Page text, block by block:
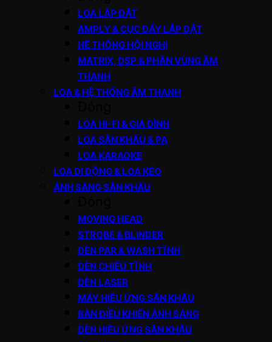
LOA LẮP ĐẶT
AMPLY & CỤC ĐẨY LẮP ĐẶT
HỆ THỐNG HỘI NGHỊ
MATRIX, DSP & PHÂN VÙNG ÂM
THANH
LOA & HỆ THỐNG ÂM THANH
LOA HI-FI & GIA ĐÌNH
LOA SÂN KHẤU & PA
LOA KARAOKE
LOA DI ĐỘNG & LOA KÉO
ÁNH SÁNG SÂN KHẤU
MOVING HEAD
STROBE & BLINDER
ĐÈN PAR & WASH TĨNH
ĐÈN CHIẾU TĨNH
ĐÈN LASER
MÁY HIỆU ỨNG SÂN KHẤU
BÀN ĐIỀU KHIỂN ÁNH SÁNG
ĐÈN HIỆU ỨNG SÂN KHẤU